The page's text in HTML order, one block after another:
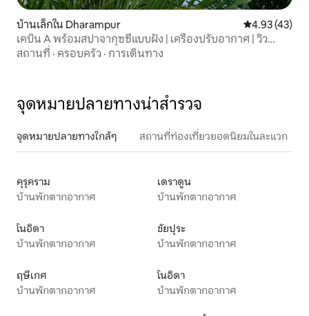
บ้านเล็กใน Dharampur คะแนนเฉลี่ย
4.93 (43)
เคบิน A พร้อมสปาจากุซซี่แบบฝัง | เครื่องปรับอากาศ | วิว
หุบเขา
สถานที่ · ครอบครัว · การเดินทาง
จุดหมายปลายทางน่าสำรวจ
จุดหมายปลายทางใกล้ๆ สถานที่ท่องเที่ยวยอดนิยมในละแวก
คุรุคราม
บ้านพักตากอากาศ
เดราดูน
บ้านพักตากอากาศ
โนอิดา
บ้านพักตากอากาศ
ชัยปุระ
บ้านพักตากอากาศ
ฤษีเกศ
บ้านพักตากอากาศ
โนอิดา
บ้านพักตากอากาศ